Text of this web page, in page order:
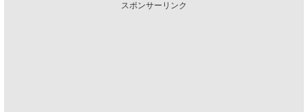
スポンサーリンク